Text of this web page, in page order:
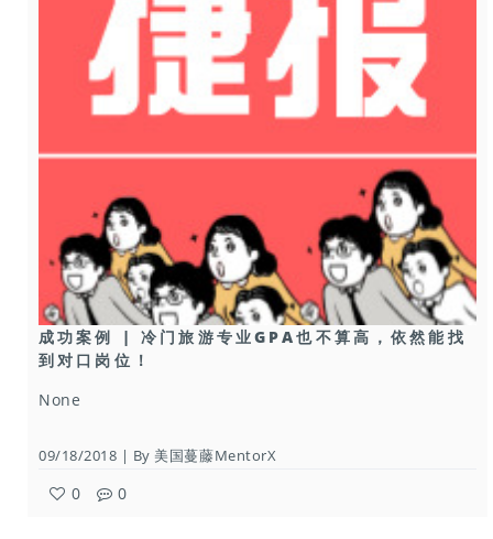
成功案例 | 冷门旅游专业GPA也不算高，依然能找
到对口岗位！
None
09/18/2018 | By 美国蔓藤MentorX
0 0